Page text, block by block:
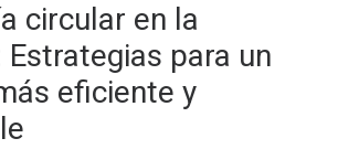
circular en la
Estrategias para un
eficiente y